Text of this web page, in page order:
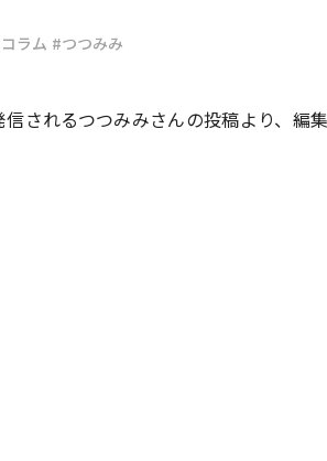
ラム #つつみみ
されるつつみみさんの投稿より、編